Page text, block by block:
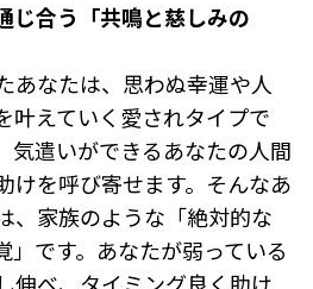
じ合う「共鳴と慈しみの
あなたは、思わぬ幸運や人
叶えていく愛されタイプで
気遣いができるあなたの人間
けを呼び寄せます。そんなあ
、家族のような「絶対的な
」です。あなたが弱っている